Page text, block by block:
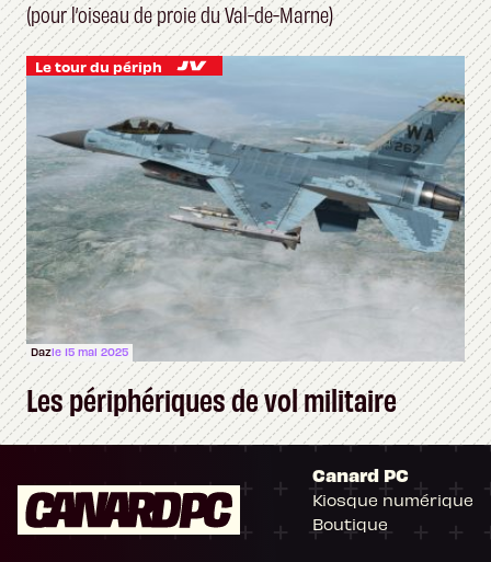
(pour l’oiseau de proie du Val-de-Marne)
Le tour du périph
Dazle 15 mai 2025
Les périphériques de vol militaire
Canard PC
Kiosque numérique
Boutique